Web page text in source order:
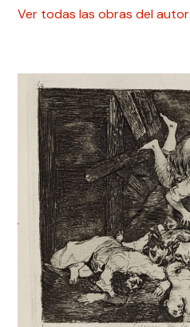
Ver todas las obras del autor